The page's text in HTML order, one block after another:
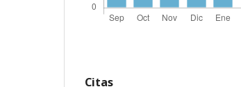
Citas